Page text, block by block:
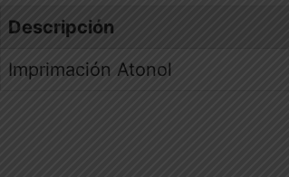
Descripción
Imprimación Atonol